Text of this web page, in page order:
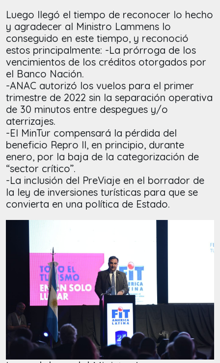
Luego llegó el tiempo de reconocer lo hecho
y agradecer al Ministro Lammens lo
conseguido en este tiempo, y reconoció
estos principalmente: -La prórroga de los
vencimientos de los créditos otorgados por
el Banco Nación.
-ANAC autorizó los vuelos para el primer
trimestre de 2022 sin la separación operativa
de 30 minutos entre despegues y/o
aterrizajes.
-El MinTur compensará la pérdida del
beneficio Repro II, en principio, durante
enero, por la baja de la categorización de
“sector crítico”.
-La inclusión del PreViaje en el borrador de
la ley de inversiones turísticas para que se
convierta en una política de Estado.